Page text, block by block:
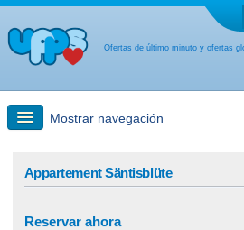
Ofertas de último minuto y ofertas
Mostrar navegación
Appartement Säntisblüte
Reservar ahora